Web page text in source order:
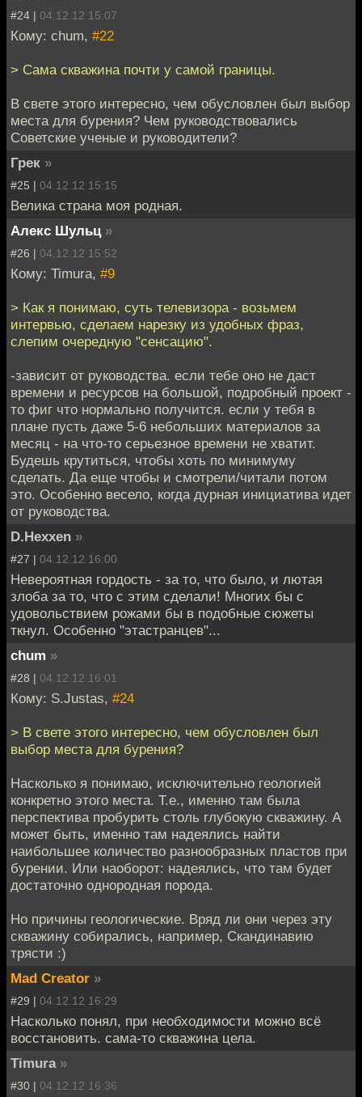
#24 | 04.12.12 15:07
Кому: chum, #22
> Сама скважина почти у самой границы.
В свете этого интересно, чем обусловлен был выбор
места для бурения? Чем руководствовались
Советские ученые и руководители?
Грек »
#25 | 04.12.12 15:15
Велика страна моя родная.
Алекс Шульц »
#26 | 04.12.12 15:52
Кому: Timura, #9
> Как я понимаю, суть телевизора - возьмем
интервью, сделаем нарезку из удобных фраз,
слепим очередную "сенсацию".
-зависит от руководства. если тебе оно не даст
времени и ресурсов на большой, подробный проект -
то фиг что нормально получится. если у тебя в
плане пусть даже 5-6 небольших материалов за
месяц - на что-то серьезное времени не хватит.
Будешь крутиться, чтобы хоть по минимуму
сделать. Да еще чтобы и смотрели/читали потом
это. Особенно весело, когда дурная инициатива идет
от руководства.
D.Hexxen »
#27 | 04.12.12 16:00
Невероятная гордость - за то, что было, и лютая
злоба за то, что с этим сделали! Многих бы с
удовольствием рожами бы в подобные сюжеты
ткнул. Особенно "этастранцев"...
chum »
#28 | 04.12.12 16:01
Кому: S.Justas, #24
> В свете этого интересно, чем обусловлен был
выбор места для бурения?
Насколько я понимаю, исключительно геологией
конкретно этого места. Т.е., именно там была
перспектива пробурить столь глубокую скважину. А
может быть, именно там надеялись найти
наибольшее количество разнообразных пластов при
бурении. Или наоборот: надеялись, что там будет
достаточно однородная порода.
Но причины геологические. Вряд ли они через эту
скважину собирались, например, Скандинавию
трясти :)
Mad Creator »
#29 | 04.12.12 16:29
Насколько понял, при необходимости можно всё
восстановить. сама-то скважина цела.
Timura »
#30 | 04.12.12 16:36